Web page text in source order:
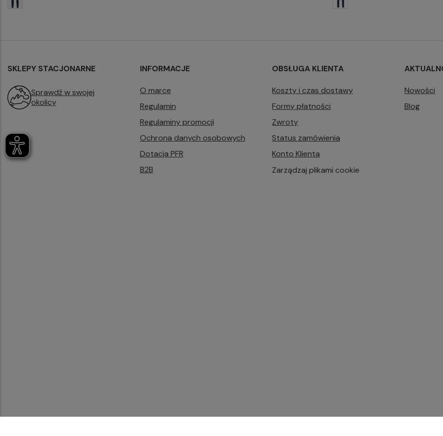
SKLEPY STACJONARNE
Sprawdź w swojej
okolicy
INFORMACJE
O marce
Regulamin
Regulaminy promocji
Ochrona danych osobowych
Dotacja PFR
B2B
OBSŁUGA KLIENTA
Koszty i czas dostawy
Formy płatności
Zwroty
Status zamówienia
Konto Klienta
Zarządzaj plikami cookie
Nowości
Blog